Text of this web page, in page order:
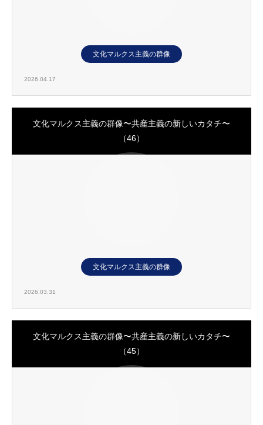
文化マルクス主義の群像
2026.04.17
文化マルクス主義の群像〜共産主義の新しいカタチ〜
（46）
文化マルクス主義の群像
2026.03.31
文化マルクス主義の群像〜共産主義の新しいカタチ〜
（45）